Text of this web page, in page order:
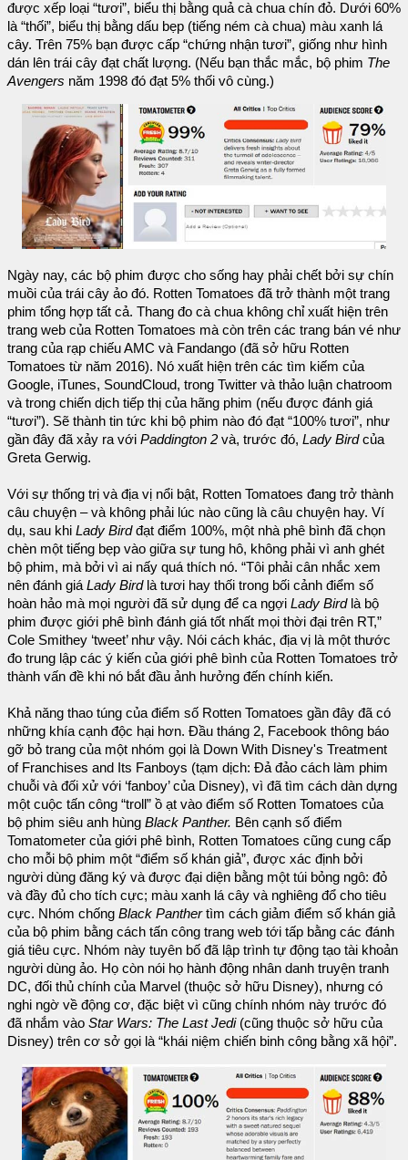
được xếp loại “tươi”, biểu thị bằng quả cà chua chín đỏ. Dưới 60%
là “thối”, biểu thị bằng dấu bẹp (tiếng ném cà chua) màu xanh lá
cây. Trên 75% bạn được cấp “chứng nhận tươi”, giống như hình
dán lên trái cây đạt chất lượng. (Nếu bạn thắc mắc, bộ phim The
Avengers năm 1998 đó đạt 5% thối vô cùng.)
Ngày nay, các bộ phim được cho sống hay phải chết bởi sự chín
muồi của trái cây ảo đó. Rotten Tomatoes đã trở thành một trang
phim tổng hợp tất cả. Thang đo cà chua không chỉ xuất hiện trên
trang web của Rotten Tomatoes mà còn trên các trang bán vé như
trang của rạp chiếu AMC và Fandango (đã sở hữu Rotten
Tomatoes từ năm 2016). Nó xuất hiện trên các tìm kiếm của
Google, iTunes, SoundCloud, trong Twitter và thảo luận chatroom
và trong chiến dịch tiếp thị của hãng phim (nếu được đánh giá
“tươi”). Sẽ thành tin tức khi bộ phim nào đó đạt “100% tươi”, như
gần đây đã xảy ra với Paddington 2 và, trước đó, Lady Birdcủa
Greta Gerwig.
Với sự thống trị và địa vị nổi bật, Rotten Tomatoes đang trở thành
câu chuyện – và không phải lúc nào cũng là câu chuyện hay. Ví
dụ, sau khi Lady Birdđạt điểm 100%, một nhà phê bình đã chọn
chèn một tiếng bẹp vào giữa sự tung hô, không phải vì anh ghét
bộ phim, mà bởi vì ai nấy quá thích nó. “Tôi phải cân nhắc xem
nên đánh giáLady Birdlà tươi hay thối trong bối cảnh điểm số
hoàn hảo mà mọi người đã sử dụng để ca ngợi Lady Birdlà bộ
phim được giới phê bình đánh giá tốt nhất mọi thời đại trên RT,”
Cole Smithey ‘tweet’ như vậy. Nói cách khác, địa vị là một thước
đo trung lập các ý kiến của giới phê bình của Rotten Tomatoes trở
thành vấn đề khi nó bắt đầu ảnh hưởng đến chính kiến.
Khả năng thao túng của điểm số Rotten Tomatoes gần đây đã có
những khía cạnh độc hại hơn. Đầu tháng 2, Facebook thông báo
gỡ bỏ trang của một nhóm gọi là Down With Disney's Treatment
of Franchises and Its Fanboys (tạm dịch: Đả đảo cách làm phim
chuỗi và đối xử với ‘fanboy’ của Disney), vì đã tìm cách dàn dựng
một cuộc tấn công “troll” ồ ạt vào điểm số Rotten Tomatoes của
bộ phim siêu anh hùng Black Panther. Bên cạnh số điểm
Tomatometer của giới phê bình, Rotten Tomatoes cũng cung cấp
cho mỗi bộ phim một “điểm số khán giả”, được xác định bởi
người dùng đăng ký và được đại diện bằng một túi bỏng ngô: đỏ
và đầy đủ cho tích cực; màu xanh lá cây và nghiêng đổ cho tiêu
cực. Nhóm chống Black Panthertìm cách giảm điểm số khán giả
của bộ phim bằng cách tấn công trang web tới tấp bằng các đánh
giá tiêu cực. Nhóm này tuyên bố đã lập trình tự động tạo tài khoản
người dùng ảo. Họ còn nói họ hành động nhân danh truyện tranh
DC, đối thủ chính của Marvel (thuộc sở hữu Disney), nhưng có
nghi ngờ về động cơ, đặc biệt vì cũng chính nhóm này trước đó
đã nhắm vào Star Wars: The Last Jedi(cũng thuộc sở hữu của
Disney) trên cơ sở gọi là “khái niệm chiến binh công bằng xã hội”.